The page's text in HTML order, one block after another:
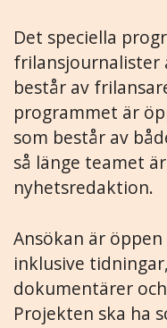
Det speciella
frilansjournalister
består av
programmet är
som består av
så länge teamet
nyhetsredaktion.
Ansökan är
inklusive
dokumentärer
Projekten ska ha